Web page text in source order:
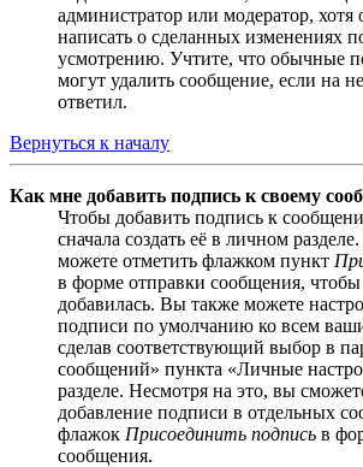
администратор или модератор, хотя
написать о сделанных изменениях
усмотрению. Учтите, что обычные
могут удалить сообщение, если на
ответил.
Вернуться к началу
Как мне добавить подпись к своему
Чтобы добавить подпись к
сначала создать её в личном
можете отметить флажком пункт
в форме отправки сообщения,
добавилась. Вы также можете
подписи по умолчанию ко всем
сделав соответствующий выбор в
сообщений» пункта «Личные
разделе. Несмотря на это, вы
добавление подписи в отдельных
флажок Присоединить подпись в
сообщения.